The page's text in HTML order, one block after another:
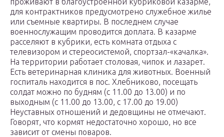
для контрактников предусмотрено служебное жилье
или съемные квартиры. В последнем случае
военнослужащим проводится доплата. В казарме
расселяют в кубрики, есть комната отдыха с
телевизором и стереосистемой, спортзал-«качалка».
На территории работает столовая, чипок и лазарет.
Есть ветеринарная клиника для животных. Военный
госпиталь находится в пос. Хлебниково, посещать
солдат можно по будням (с 11.00 до 13.00) и по
выходным (с 11.00 до 13.00, с 17.00 до 19.00)
Неуставных отношений и дедовщины не отмечают.
Говорят, что кормят недостаточно хорошо, но все
зависит от смены поваров.